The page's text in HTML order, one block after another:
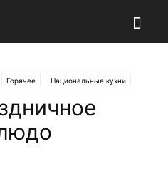
Горячее Национальные кухни